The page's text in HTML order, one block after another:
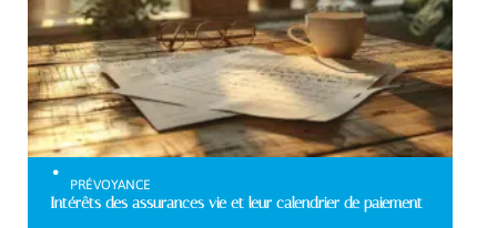
PRÉVOYANCE
Intérêts des assurances vie et leur calendrier de paiement